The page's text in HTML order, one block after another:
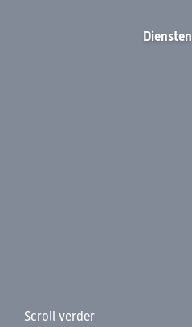
Diensten
Scroll verder